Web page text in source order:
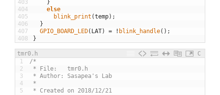
403
404
405
406
407
408
}
else
blink_print (temp) ;
}
GPIO_BOARD_LED( LAT) = ! blink_handle( ) ;
}
tmr0.h
C
1
2
3
4
5
/*
* File:   tmr0.h
* Author: Sasapea's Lab
*
* Created on 2018/12/21